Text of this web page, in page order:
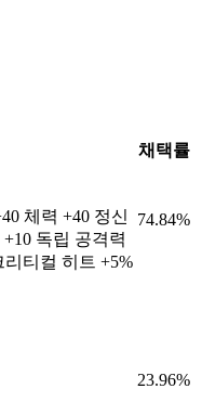
채택률
체력 +40 정신
독립 공격력
티컬 히트 +5%
74.84%
23.96%